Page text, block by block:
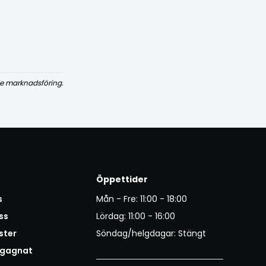
marknadsföring.
Öppettider
Mån - Fre: 11:00 - 18:00
Lördag: 11:00 - 16:00
Söndag/helgdagar: Stängt